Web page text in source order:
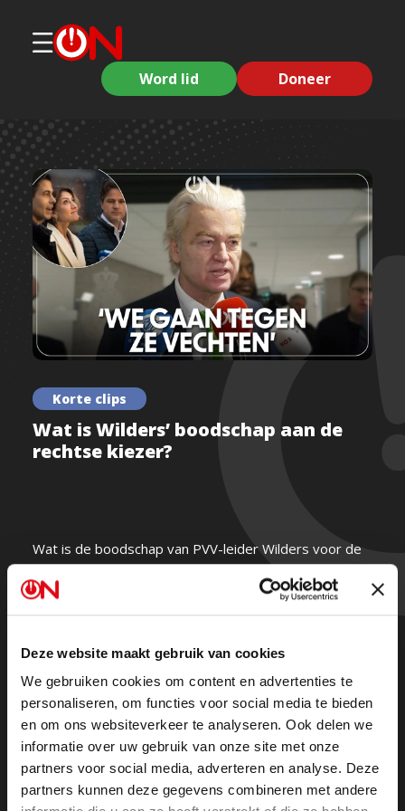
Deze website maakt gebruik van cookies
We gebruiken cookies om content en advertenties te
personaliseren, om functies voor social media te bieden
en om ons websiteverkeer te analyseren. Ook delen we
informatie over uw gebruik van onze site met onze
partners voor social media, adverteren en analyse. Deze
partners kunnen deze gegevens combineren met andere
Word lid Doneer
Korte clips
Wat is Wilders’ boodschap aan de
rechtse kiezer?
Wat is de boodschap van PVV-leider Wilders voor de
rechts blok in de Tweede Kamer, vraagt Tom de
Nooijer vandaag in Den Haag of er nog hoop is voor
de kritische kiezer.